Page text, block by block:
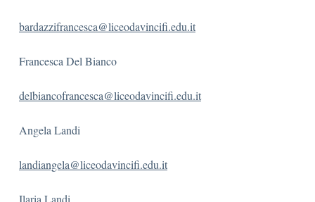
bardazzifrancesca@liceodavincifi.edu.it
Francesca Del Bianco
delbiancofrancesca@liceodavincifi.edu.it
Angela Landi
landiangela@liceodavincifi.edu.it
Ilaria Landi